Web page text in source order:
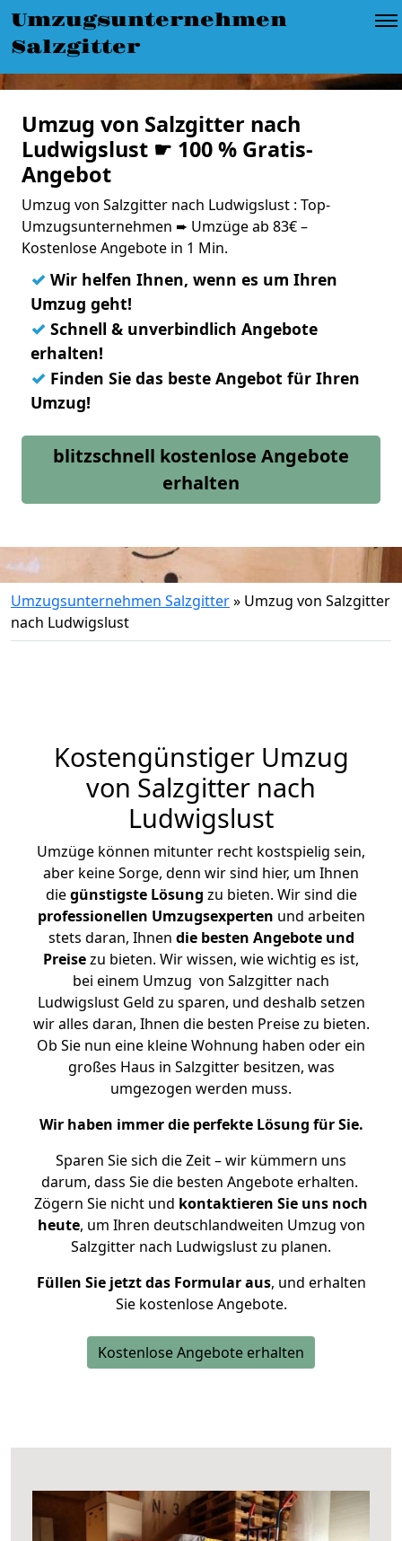
Umzugsunternehmen
Salzgitter
Umzug von Salzgitter nach
Ludwigslust ☛ 100 % Gratis-
Angebot
Umzug von Salzgitter nach Ludwigslust : Top-
Umzugsunternehmen ➨ Umzüge ab 83€ –
Kostenlose Angebote in 1 Min.
✓ Wir helfen Ihnen, wenn es um Ihren
Umzug geht!
✓ Schnell & unverbindlich Angebote
erhalten!
✓ Finden Sie das beste Angebot für Ihren
Umzug!
blitzschnell kostenlose Angebote
erhalten
Umzugsunternehmen Salzgitter» Umzug von Salzgitter
nach Ludwigslust
Kostengünstiger Umzug
von Salzgitter nach
Ludwigslust
Umzüge können mitunter recht kostspielig sein,
aber keine Sorge, denn wir sind hier, um Ihnen
diegünstigste Lösung zu bieten. Wir sind die
professionellen Umzugsexperten und arbeiten
stets daran, Ihnen die besten Angebote und
Preisezu bieten. Wir wissen, wie wichtig es ist,
bei einem Umzug von Salzgitter nach
Ludwigslust Geld zu sparen, und deshalb setzen
wir alles daran, Ihnen die besten Preise zu bieten.
Ob Sie nun eine kleine Wohnung haben oder ein
großes Haus in Salzgitter besitzen, was
umgezogen werden muss.
Wir haben immer die perfekte Lösung für Sie.
Sparen Sie sich die Zeit – wir kümmern uns
darum, dass Sie die besten Angebote erhalten.
Zögern Sie nicht und kontaktieren Sie uns noch
heute, um Ihren deutschlandweiten Umzug von
Salzgitter nach Ludwigslust zu planen.
Füllen Sie jetzt das Formular aus, und erhalten
Sie kostenlose Angebote.
Kostenlose Angebote erhalten